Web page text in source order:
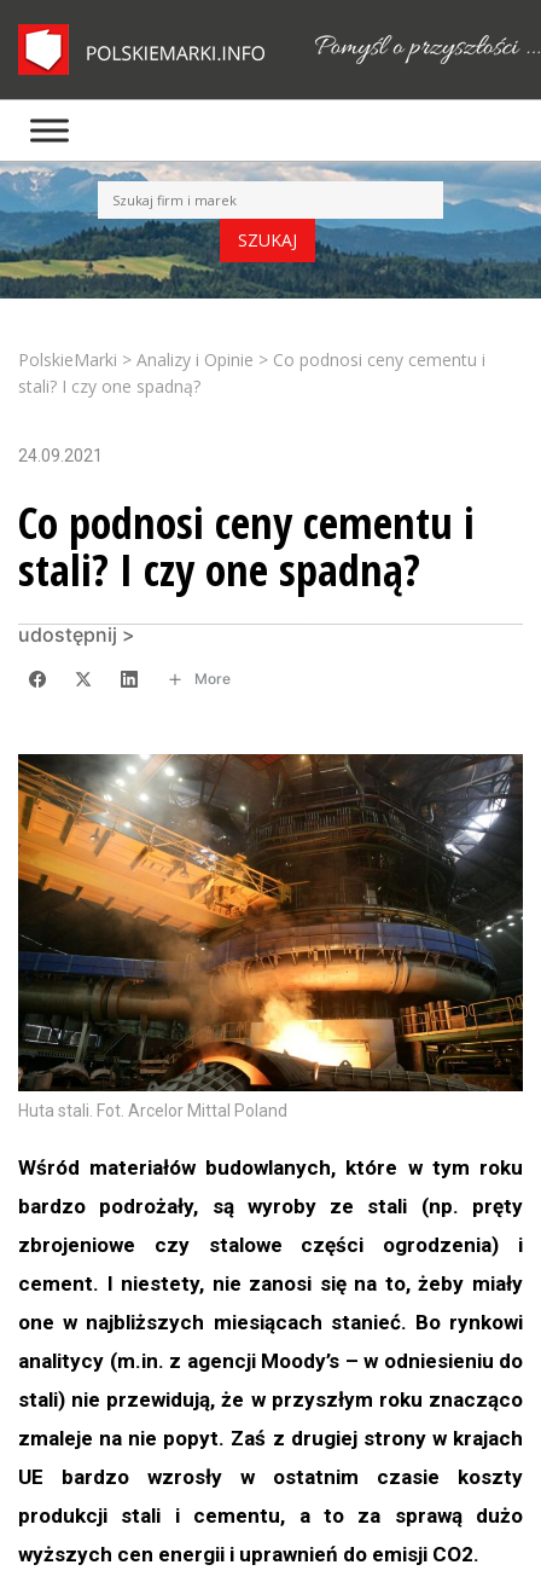
PolskieMarki > Analizy i Opinie > Co podnosi ceny cementu i
stali? I czy one spadną?
24.09.2021
Co podnosi ceny cementu i
stali? I czy one spadną?
udostępnij >
More
Huta stali. Fot. Arcelor Mittal Poland
Wśród materiałów budowlanych, które w tym roku
bardzo podrożały, są wyroby ze stali (np. pręty
zbrojeniowe czy stalowe części ogrodzenia) i
cement. I niestety, nie zanosi się na to, żeby miały
one w najbliższych miesiącach stanieć. Bo rynkowi
analitycy (m.in. z agencji Moody’s – w odniesieniu do
stali) nie przewidują, że w przyszłym roku znacząco
zmaleje na nie popyt. Zaś z drugiej strony w krajach
UE bardzo wzrosły w ostatnim czasie koszty
produkcji stali i cementu, a to za sprawą dużo
wyższych cen energii i uprawnień do emisji CO2.